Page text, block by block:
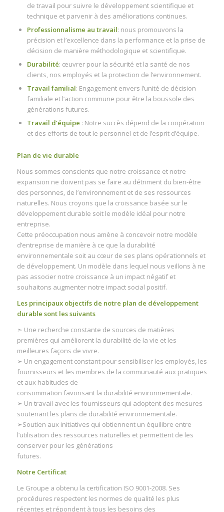
de travail pour suivre le développement scientifique et
technique et parvenir à des améliorations continues.
Professionnalisme au travail: nous promouvons la
précision et l’excellence dans la performance et la prise de
décision de manière méthodologique et scientifique.
Durabilité: œuvrer pour la sécurité et la santé de nos
clients, nos employés et la protection de l’environnement.
Travail familial: Engagement envers l’unité de décision
familiale et l’action commune pour être la boussole des
générations futures.
Travail d’équipe : Notre succès dépend de la coopération
et des efforts de tout le personnel et de l’esprit d’équipe.
Plan de vie durable
Nous sommes conscients que notre croissance et notre
expansion ne doivent pas se faire au détriment du bien-être
des personnes, de l’environnement et de ses ressources
naturelles. Nous croyons que la croissance basée sur le
développement durable soit le modèle idéal pour notre
entreprise.
Cette préoccupation nous amène à concevoir notre modèle
d’entreprise de manière à ce que la durabilité
environnementale soit au cœur de ses plans opérationnels et
de développement. Un modèle dans lequel nous veillons à ne
pas associer notre croissance à un impact négatif et
souhaitons augmenter notre impact social positif.
Les principaux objectifs de notre plan de développement
durable sont les suivants
➣ Une recherche constante de sources de matières
premières qui améliorent la durabilité de la vie et les
meilleures façons de vivre.
➣ Un engagement constant pour sensibiliser les employés, les
fournisseurs et les membres de la communauté aux pratiques
et aux habitudes de
consommation favorisant la durabilité environnementale.
➣ Un travail avec les fournisseurs qui adoptent des mesures
soutenant les plans de durabilité environnementale.
➣Soutien aux initiatives qui obtiennent un équilibre entre
l’utilisation des ressources naturelles et permettent de les
conserver pour les générations
futures.
Notre Certificat
Le Groupe a obtenu la certification ISO 9001-2008. Ses
procédures respectent les normes de qualité les plus
récentes et répondent à tous les besoins des